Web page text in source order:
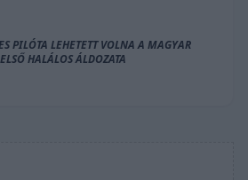
PILÓTA LEHETETT VOLNA A MAGYAR
HALÁLOS ÁLDOZATA